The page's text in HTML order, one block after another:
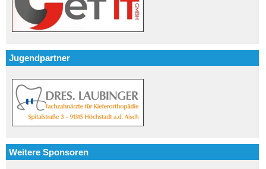
Jugendpartner
Weitere Sponsoren